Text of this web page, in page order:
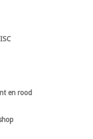
en rood